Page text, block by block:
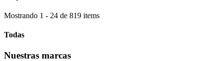
Mostrando 1 - 24 de 819 items
Todas
Nuestras marcas